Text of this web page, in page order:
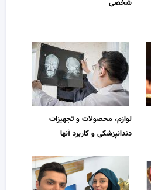
شخصی
لوازم، محصولات و تجهیزات
دندانپزشکی و کاربرد آنها